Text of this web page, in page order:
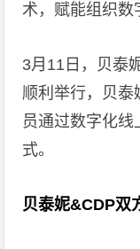
术，赋能组织数
3月11日，贝泰
顺利举行，贝泰
员通过数字化线
式。
贝泰妮&CDP双